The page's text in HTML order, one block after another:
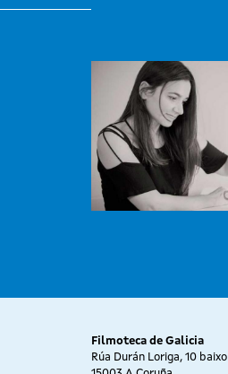
Filmoteca de Galicia
Rúa Durán Loriga, 10 baixo